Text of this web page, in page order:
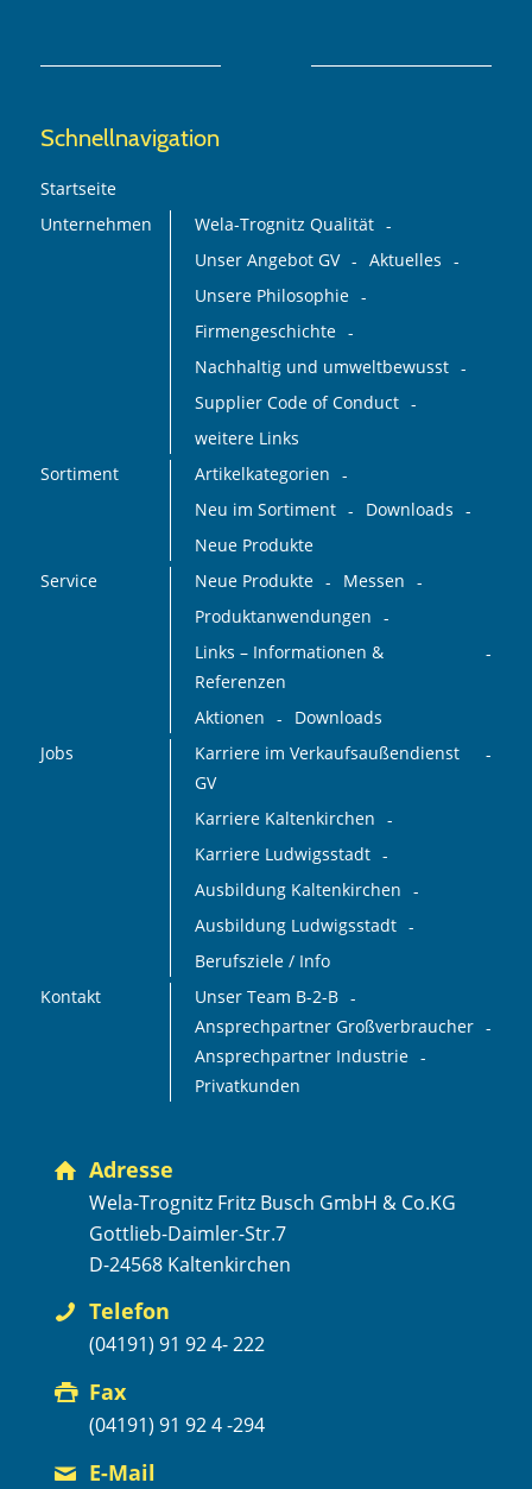
Schnellnavigation
Startseite
Unternehmen
Wela-Trognitz Qualität
Unser Angebot GV
Aktuelles
Unsere Philosophie
Firmengeschichte
Nachhaltig und umweltbewusst
Supplier Code of Conduct
weitere Links
Sortiment
Artikelkategorien
Neu im Sortiment
Downloads
Neue Produkte
Service
Neue Produkte
Messen
Produktanwendungen
Links – Informationen &
Referenzen
Aktionen
Downloads
Jobs
Karriere im Verkaufsaußendienst
GV
Karriere Kaltenkirchen
Karriere Ludwigsstadt
Ausbildung Kaltenkirchen
Ausbildung Ludwigsstadt
Berufsziele / Info
Kontakt
Unser Team B-2-B
Ansprechpartner Großverbraucher
Ansprechpartner Industrie
Privatkunden
Adresse
Wela-Trognitz Fritz Busch GmbH & Co.KG
Gottlieb-Daimler-Str.7
D-24568 Kaltenkirchen
Telefon
(04191) 91 92 4- 222
Fax
(04191) 91 92 4 -294
E-Mail